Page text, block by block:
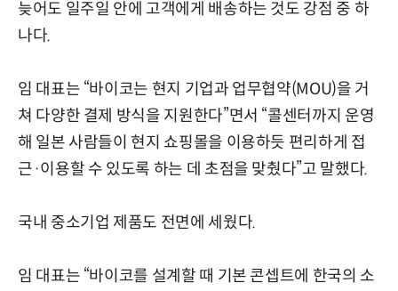
늦어도 일주일 안에 고객에게 배송하는 것도 강점 중 하
나다.
임 대표는 “바이코는 현지 기업과 업무협약(MOU)을 거
쳐 다양한 결제 방식을 지원한다”면서 “콜센터까지 운영
해 일본 사람들이 현지 쇼핑몰을 이용하듯 편리하게 접
근·이용할 수 있도록 하는 데 초점을 맞췄다”고 말했다.
국내 중소기업 제품도 전면에 세웠다.
임 대표는 “바이코를 설계할 때 기본 콘셉트에 한국의 소